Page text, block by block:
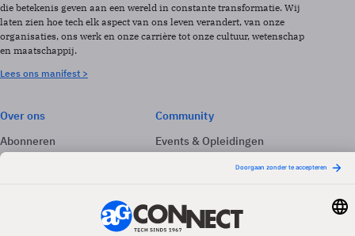
die betekenis geven aan een wereld in constante transformatie. Wij
laten zien hoe tech elk aspect van ons leven verandert, van onze
organisaties, ons werk en onze carrière tot onze cultuur, wetenschap
en maatschappij.
Lees ons manifest >
Over ons
Abonneren
Adverteren
Community
Events & Opleidingen